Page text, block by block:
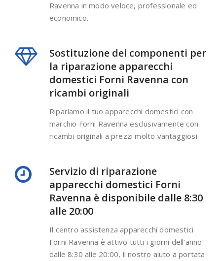
Ravenna in modo veloce, professionale ed
economico.
Sostituzione dei componenti per
la riparazione apparecchi
domestici Forni Ravenna con
ricambi originali
Ripariamo il tuo apparecchi domestici con
marchio Forni Ravenna esclusivamente con
ricambi originali a prezzi molto vantaggiosi.
Servizio di riparazione
apparecchi domestici Forni
Ravenna è disponibile dalle 8:30
alle 20:00
Il centro assistenza apparecchi domestici
Forni Ravenna è attivo tutti i giorni dell’anno
dalle 8:30 alle 20:00, il nostro aiuto a portata